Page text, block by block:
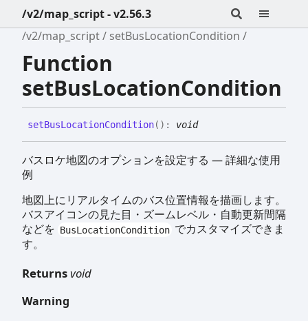
/v2/map_script - v2.56.3
/v2/map_script
setBusLocationCondition
Function
setBusLocationCondition
setBusLocationCondition( ) : void
バスロケ地図のオプションを設定する — 詳細な使用
例
地図上にリアルタイムのバス位置情報を描画します。
バスアイコンの見た目・ズームレベル・自動更新間隔
などを BusLocationCondition でカスタマイズできま
す。
Returnsvoid
Warning